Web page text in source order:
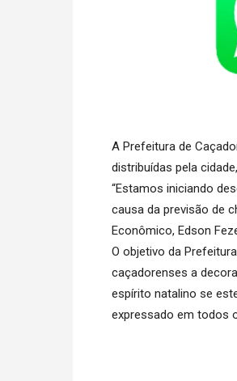
A Prefeitura de
distribuídas pela
“Estamos iniciando
causa da previsão de
Econômico, Edson
O objetivo da
caçadorenses a
espírito natalino se
expressado em todos